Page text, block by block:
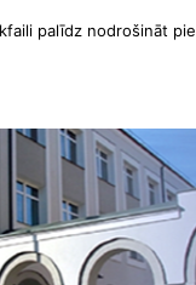
palīdz nodrošināt